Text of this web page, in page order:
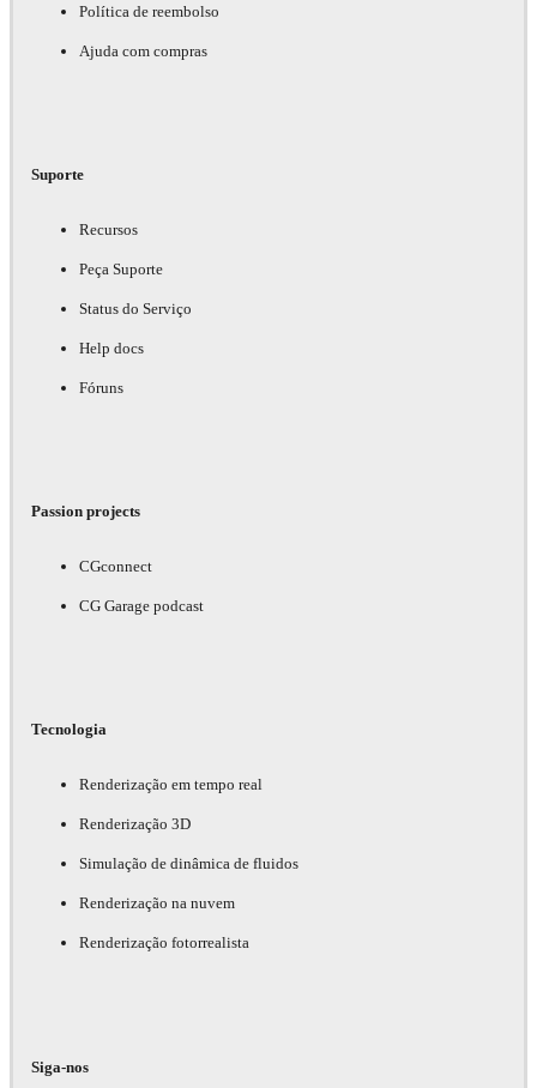
Política de reembolso
Ajuda com compras
Suporte
Recursos
Peça Suporte
Status do Serviço
Help docs
Fóruns
Passion projects
CGconnect
CG Garage podcast
Tecnologia
Renderização em tempo real
Renderização 3D
Simulação de dinâmica de fluidos
Renderização na nuvem
Renderização fotorrealista
Siga-nos